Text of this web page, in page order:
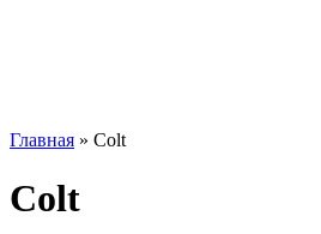
Главная » Colt
Colt